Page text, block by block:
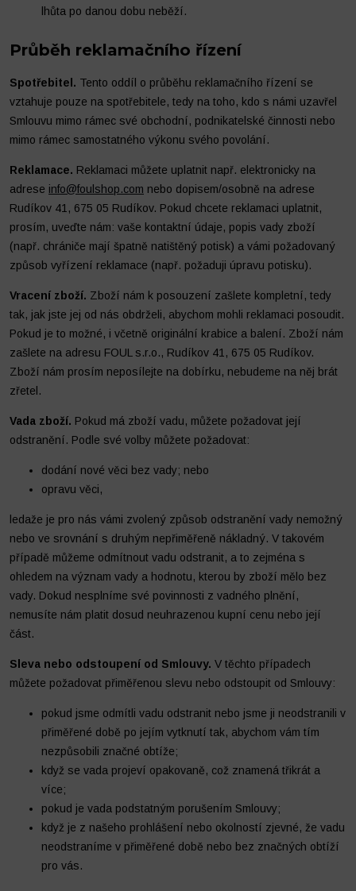
lhůta po danou dobu neběží.
Průběh reklamačního řízení
Spotřebitel. Tento oddíl o průběhu reklamačního řízení se
vztahuje pouze na spotřebitele, tedy na toho, kdo s námi uzavřel
Smlouvu mimo rámec své obchodní, podnikatelské činnosti nebo
mimo rámec samostatného výkonu svého povolání.
Reklamace. Reklamaci můžete uplatnit např. elektronicky na
adrese info@foulshop.com nebo dopisem/osobně na adrese
Rudíkov 41, 675 05 Rudíkov. Pokud chcete reklamaci uplatnit,
prosím, uveďte nám: vaše kontaktní údaje, popis vady zboží
(např. chrániče mají špatně natištěný potisk) a vámi požadovaný
způsob vyřízení reklamace (např. požaduji úpravu potisku).
Vracení zboží. Zboží nám k posouzení zašlete kompletní, tedy
tak, jak jste jej od nás obdrželi, abychom mohli reklamaci posoudit.
Pokud je to možné, i včetně originální krabice a balení. Zboží nám
zašlete na adresu FOUL s.r.o., Rudíkov 41, 675 05 Rudíkov.
Zboží nám prosím neposílejte na dobírku, nebudeme na něj brát
zřetel.
Vada zboží. Pokud má zboží vadu, můžete požadovat její
odstranění. Podle své volby můžete požadovat:
dodání nové věci bez vady; nebo
opravu věci,
ledaže je pro nás vámi zvolený způsob odstranění vady nemožný
nebo ve srovnání s druhým nepřiměřeně nákladný. V takovém
případě můžeme odmítnout vadu odstranit, a to zejména s
ohledem na význam vady a hodnotu, kterou by zboží mělo bez
vady. Dokud nesplníme své povinnosti z vadného plnění,
nemusíte nám platit dosud neuhrazenou kupní cenu nebo její
část.
Sleva nebo odstoupení od Smlouvy. V těchto případech
můžete požadovat přiměřenou slevu nebo odstoupit od Smlouvy:
pokud jsme odmítli vadu odstranit nebo jsme ji neodstranili v
přiměřené době po jejím vytknutí tak, abychom vám tím
nezpůsobili značné obtíže;
když se vada projeví opakovaně, což znamená třikrát a
více;
pokud je vada podstatným porušením Smlouvy;
když je z našeho prohlášení nebo okolností zjevné, že vadu
neodstraníme v přiměřené době nebo bez značných obtíží
pro vás.